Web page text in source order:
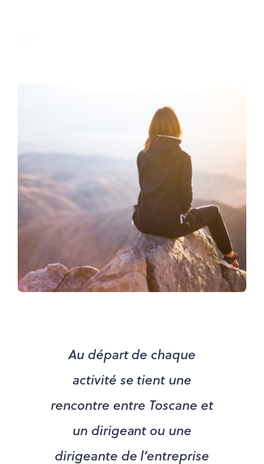
Au départ de chaque
activité se tient une
rencontre entre Toscane et
un dirigeant ou une
dirigeante de l’entreprise